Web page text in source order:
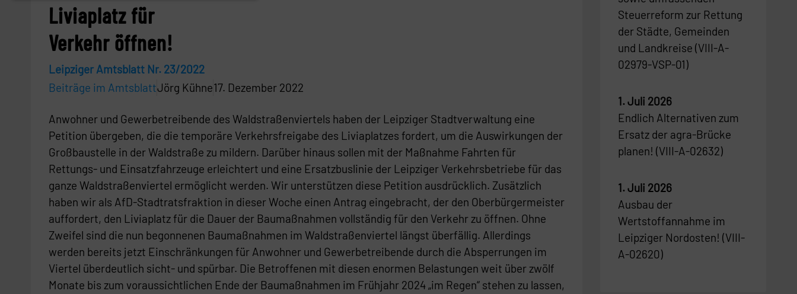
Liviaplatz für
Verkehr öffnen!
Leipziger Amtsblatt Nr. 23/2022
Beiträge im AmtsblattJörg Kühne17. Dezember 2022
Anwohner und Gewerbetreibende des Waldstraßenviertels haben der Leipziger Stadtverwaltung eine
Petition übergeben, die die temporäre Verkehrsfreigabe des Liviaplatzes fordert, um die Auswirkungen der
Großbaustelle in der Waldstraße zu mildern. Darüber hinaus sollen mit der Maßnahme Fahrten für
Rettungs- und Einsatzfahrzeuge erleichtert und eine Ersatzbuslinie der Leipziger Verkehrsbetriebe für das
ganze Waldstraßenviertel ermöglicht werden. Wir unterstützen diese Petition ausdrücklich. Zusätzlich
haben wir als AfD-Stadtratsfraktion in dieser Woche einen Antrag eingebracht, der den Oberbürgermeister
auffordert, den Liviaplatz für die Dauer der Baumaßnahmen vollständig für den Verkehr zu öffnen. Ohne
Zweifel sind die nun begonnenen Baumaßnahmen im Waldstraßenviertel längst überfällig. Allerdings
werden bereits jetzt Einschränkungen für Anwohner und Gewerbetreibende durch die Absperrungen im
Viertel überdeutlich sicht- und spürbar. Die Betroffenen mit diesen enormen Belastungen weit über zwölf
Monate bis zum voraussichtlichen Ende der Baumaßnahmen im Frühjahr 2024 „im Regen“ stehen zu lassen,
Steuerreform zur Rettung
der Städte, Gemeinden
und Landkreise (VIII-A-
02979-VSP-01)
Endlich Alternativen zum
Ersatz der agra-Brücke
planen! (VIII-A-02632)
1. Juli 2026
Ausbau der
Wertstoffannahme im
Leipziger Nordosten! (VIII-
A-02620)
1. Juli 2026